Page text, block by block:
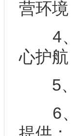
营环境
4、
心护
5、
6、